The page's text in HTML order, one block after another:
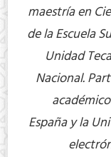
maestría en
de la Escuela
Unidad
Nacional.
España y la